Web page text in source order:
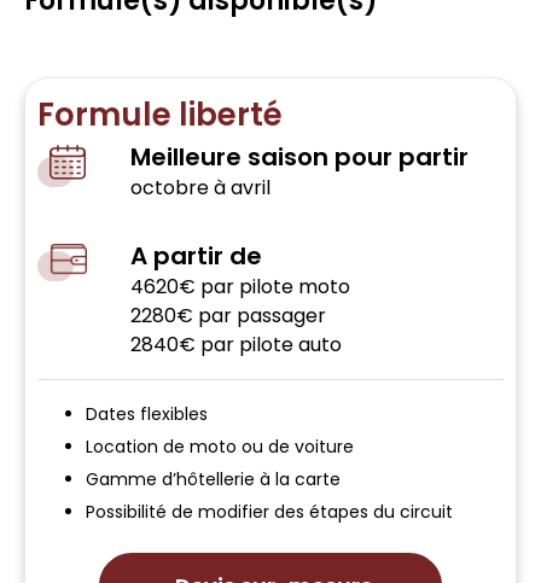
Formule liberté
Meilleure saison pour partir
octobre à avril
A partir de
4620€ par pilote moto
2280€ par passager
2840€ par pilote auto
Dates flexibles
Location de moto ou de voiture
Gamme d’hôtellerie à la carte
Possibilité de modifier des étapes du circuit